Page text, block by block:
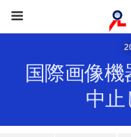
国際画像
中止